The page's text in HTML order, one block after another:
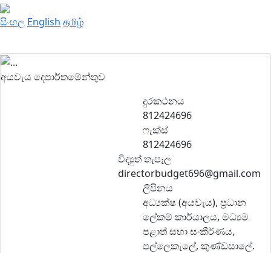
සිංහල English தமிழ்
අයවැය දෙපාර්තමේන්තුව
දුරකථනය
812424696
ෆැක්ස්
812424696
විද්‍යුත් තැපෑල
directorbudget696@gmail.com
ලිපිනය
අධ්‍යක්ෂ (අයවැය), ප්‍රධාන
ලේකම් කාර්යාලය, මධ්‍යම
පළාත් සභා සංකීර්ණය,
පල්ලෙකැලේ, කුණ්ඩසාලේ.